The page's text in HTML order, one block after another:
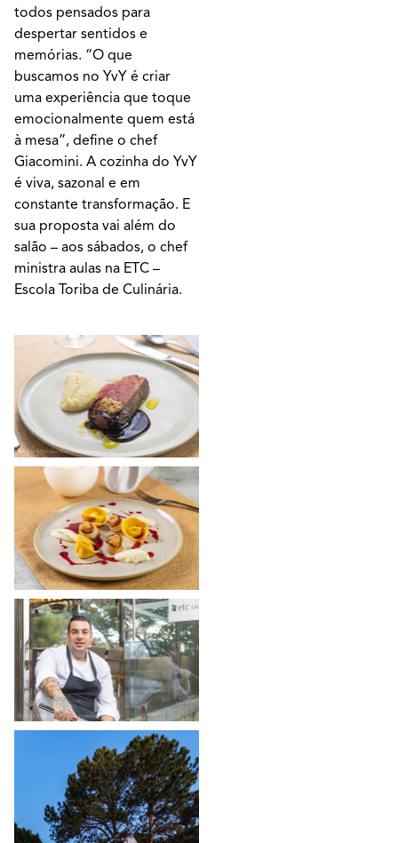
todos pensados para
despertar sentidos e
memórias. “O que
buscamos no YvY é criar
uma experiência que toque
emocionalmente quem está
à mesa”, define o chef
Giacomini. A cozinha do YvY
é viva, sazonal e em
constante transformação. E
sua proposta vai além do
salão – aos sábados, o chef
ministra aulas na ETC –
Escola Toriba de Culinária.